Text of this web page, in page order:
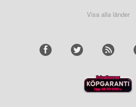
Visa alla länder